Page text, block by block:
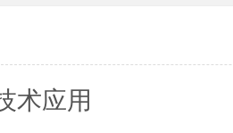
术应用